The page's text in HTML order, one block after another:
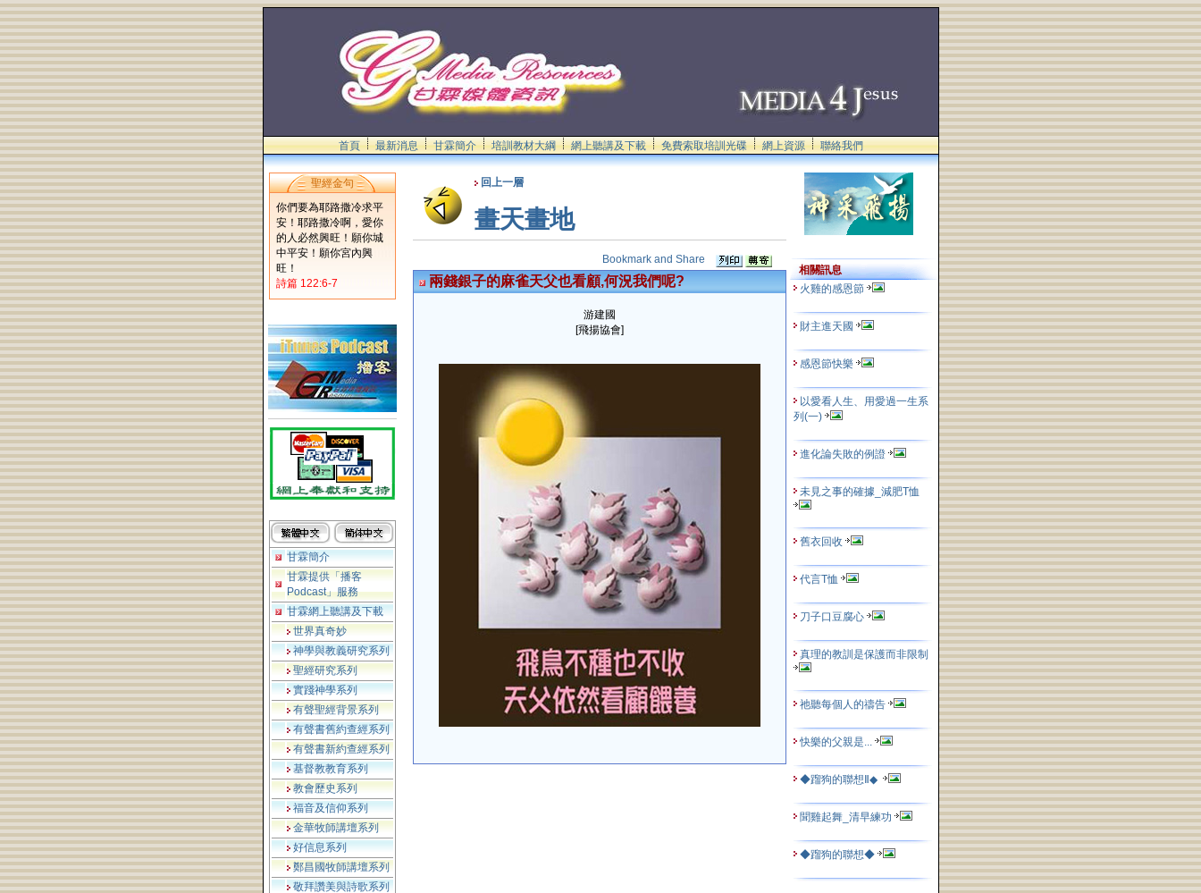
首頁 最新消息 甘霖簡介 培訓教材大綱 網上聽講及下載 免費索取培訓光碟 網上資源 聯絡我們
聖經金句
你們要為耶路撒冷求平
安！耶路撒冷啊，愛你
的人必然興旺！願你城
中平安！願你宮內興
旺！
詩篇 122:6-7
甘霖簡介
甘霖提供「播客
Podcast」服務
甘霖網上聽講及下載
世界真奇妙
神學與教義研究系列
聖經研究系列
實踐神學系列
有聲聖經背景系列
有聲書舊約查經系列
有聲書新約查經系列
基督教教育系列
教會歷史系列
福音及信仰系列
金華牧師講壇系列
好信息系列
鄭昌國牧師講壇系列
敬拜讚美與詩歌系列
回上一層
畫天畫地
兩錢銀子的麻雀天父也看顧,何況我們呢?
游建國
[飛揚協會]
相關訊息
火雞的感恩節
財主進天國
感恩節快樂
以愛看人生、用愛過一生系
列(一)
進化論失敗的例證
未見之事的確據_減肥T恤
舊衣回收
代言T恤
刀子口豆腐心
真理的教訓是保護而非限制
祂聽每個人的禱告
快樂的父親是...
◆蹓狗的聯想Ⅱ◆
聞雞起舞_清早練功
◆蹓狗的聯想◆